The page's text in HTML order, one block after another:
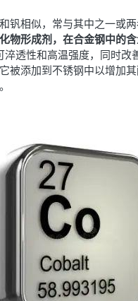
钒相似，常与其中之一或两
物形成剂，在合金钢中的
淬透性和高温强度，同时改
被添加到不锈钢中以增加